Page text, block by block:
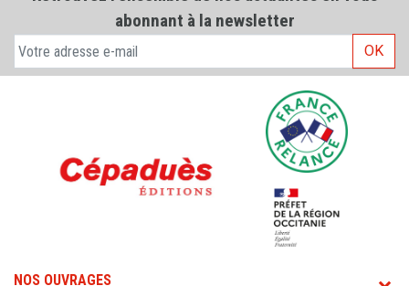
abonnant à la newsletter
OK
NOS OUVRAGES